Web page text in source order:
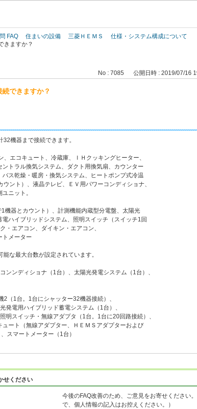
FAQ 住まいの設備 三菱ＨＥＭＳ
仕様・システム構成について
きますか？
No : 7085 公開日時 : 2019/07/16
できますか？
機器まで接続できます。
、エコキュート、冷蔵庫、ＩＨクッキングヒーター、
ル換気システム、ダクト用換気扇、カウンター
燥・暖房・換気システム、ヒートポンプ式冷温
）、液晶テレビ、ＥＶ用パワーコンディショナ、
ニット。
機器とカウント）、計測機能内蔵型分電盤、太陽光
ブリッドシステム、照明スイッチ（スイッチ1回
アコン、ダイキン・エアコン、
メーター
な最大台数が設定されています。
ンンディショナ（1台）、太陽光発電システム（1台）、
2（1台。1台にシャッター32機器接続）、
用ハイブリッド蓄電システム（1台）、
イッチ・無線アダプタ（1台。1台に20回路接続）、
（無線アダプター、ＨＥＭＳアダプターおよび
マートメーター（1台）
せください
今後のFAQ改善のため、ご意見をお寄せください
で、個人情報の記入はお控えください。）